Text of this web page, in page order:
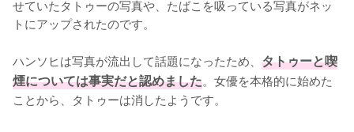
せていたタトゥーの写真や、たばこを吸っている写真がネッ
トにアップされたのです。
ハンソヒは写真が流出して話題になったため、 タトゥーと喫
煙については事実だと認めました。女優を本格的に始めた
ことから、タトゥーは消したようです。